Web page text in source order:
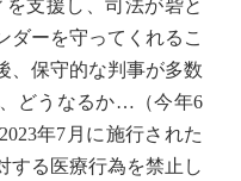
支援し、司法が砦と
ダーを守ってくれるこ
、保守的な判事が多数
どうなるか…（今年6
年7月に施行された
する医療行為を禁止し